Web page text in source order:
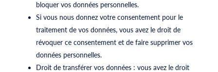
bloquer vos données personnelles.
Si vous nous donnez votre consentement pour le
traitement de vos données, vous avez le droit de
révoquer ce consentement et de faire supprimer vos
données personnelles.
Droit de transférer vos données : vous avez le droit